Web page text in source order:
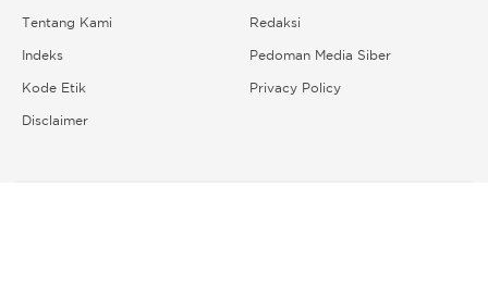
Tentang Kami Redaksi
Indeks Pedoman Media Siber
Kode Etik Privacy Policy
Disclaimer